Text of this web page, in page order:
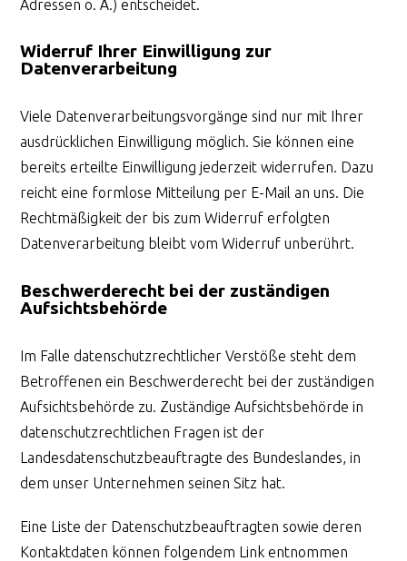
Adressen o. Ä.) entscheidet.
Widerruf Ihrer Einwilligung zur
Datenverarbeitung
Viele Datenverarbeitungsvorgänge sind nur mit Ihrer
ausdrücklichen Einwilligung möglich. Sie können eine
bereits erteilte Einwilligung jederzeit widerrufen. Dazu
reicht eine formlose Mitteilung per E-Mail an uns. Die
Rechtmäßigkeit der bis zum Widerruf erfolgten
Datenverarbeitung bleibt vom Widerruf unberührt.
Beschwerderecht bei der zuständigen
Aufsichtsbehörde
Im Falle datenschutzrechtlicher Verstöße steht dem
Betroffenen ein Beschwerderecht bei der zuständigen
Aufsichtsbehörde zu. Zuständige Aufsichtsbehörde in
datenschutzrechtlichen Fragen ist der
Landesdatenschutzbeauftragte des Bundeslandes, in
dem unser Unternehmen seinen Sitz hat.
Eine Liste der Datenschutzbeauftragten sowie deren
Kontaktdaten können folgendem Link entnommen